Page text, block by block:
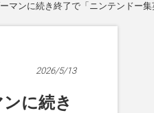
マンに続き終了で「ニンテンドー
2026/5/13
に続き